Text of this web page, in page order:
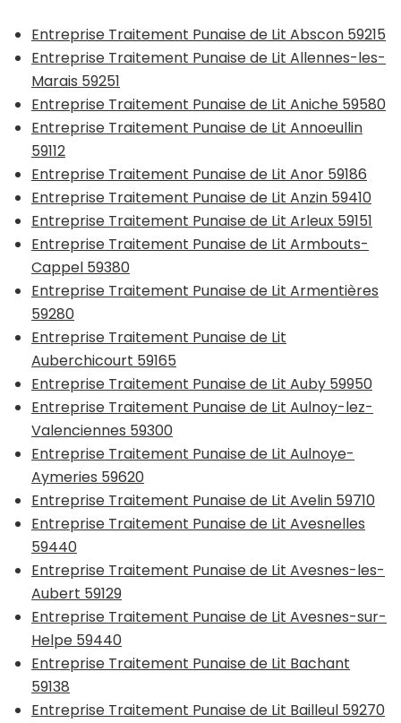
Entreprise Traitement Punaise de Lit Abscon 59215
Entreprise Traitement Punaise de Lit Allennes-les-
Marais 59251
Entreprise Traitement Punaise de Lit Aniche 59580
Entreprise Traitement Punaise de Lit Annoeullin
59112
Entreprise Traitement Punaise de Lit Anor 59186
Entreprise Traitement Punaise de Lit Anzin 59410
Entreprise Traitement Punaise de Lit Arleux 59151
Entreprise Traitement Punaise de Lit Armbouts-
Cappel 59380
Entreprise Traitement Punaise de Lit Armentières
59280
Entreprise Traitement Punaise de Lit
Auberchicourt 59165
Entreprise Traitement Punaise de Lit Auby 59950
Entreprise Traitement Punaise de Lit Aulnoy-lez-
Valenciennes 59300
Entreprise Traitement Punaise de Lit Aulnoye-
Aymeries 59620
Entreprise Traitement Punaise de Lit Avelin 59710
Entreprise Traitement Punaise de Lit Avesnelles
59440
Entreprise Traitement Punaise de Lit Avesnes-les-
Aubert 59129
Entreprise Traitement Punaise de Lit Avesnes-sur-
Helpe 59440
Entreprise Traitement Punaise de Lit Bachant
59138
Entreprise Traitement Punaise de Lit Bailleul 59270